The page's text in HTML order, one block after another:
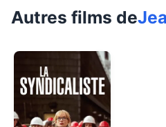
Autres films de